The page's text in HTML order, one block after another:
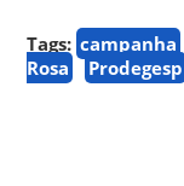
Tags: campanha
Rosa
Prodegesp